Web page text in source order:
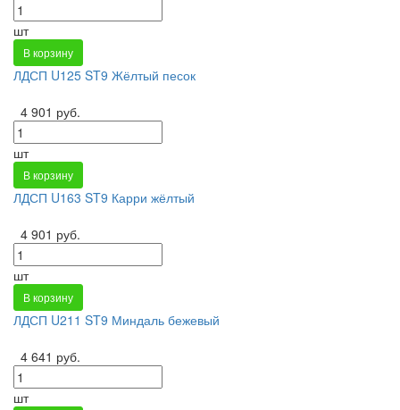
шт
В корзину
ЛДСП U125 ST9 Жёлтый песок
4 901 руб.
шт
В корзину
ЛДСП U163 ST9 Карри жёлтый
4 901 руб.
шт
В корзину
ЛДСП U211 ST9 Миндаль бежевый
4 641 руб.
шт